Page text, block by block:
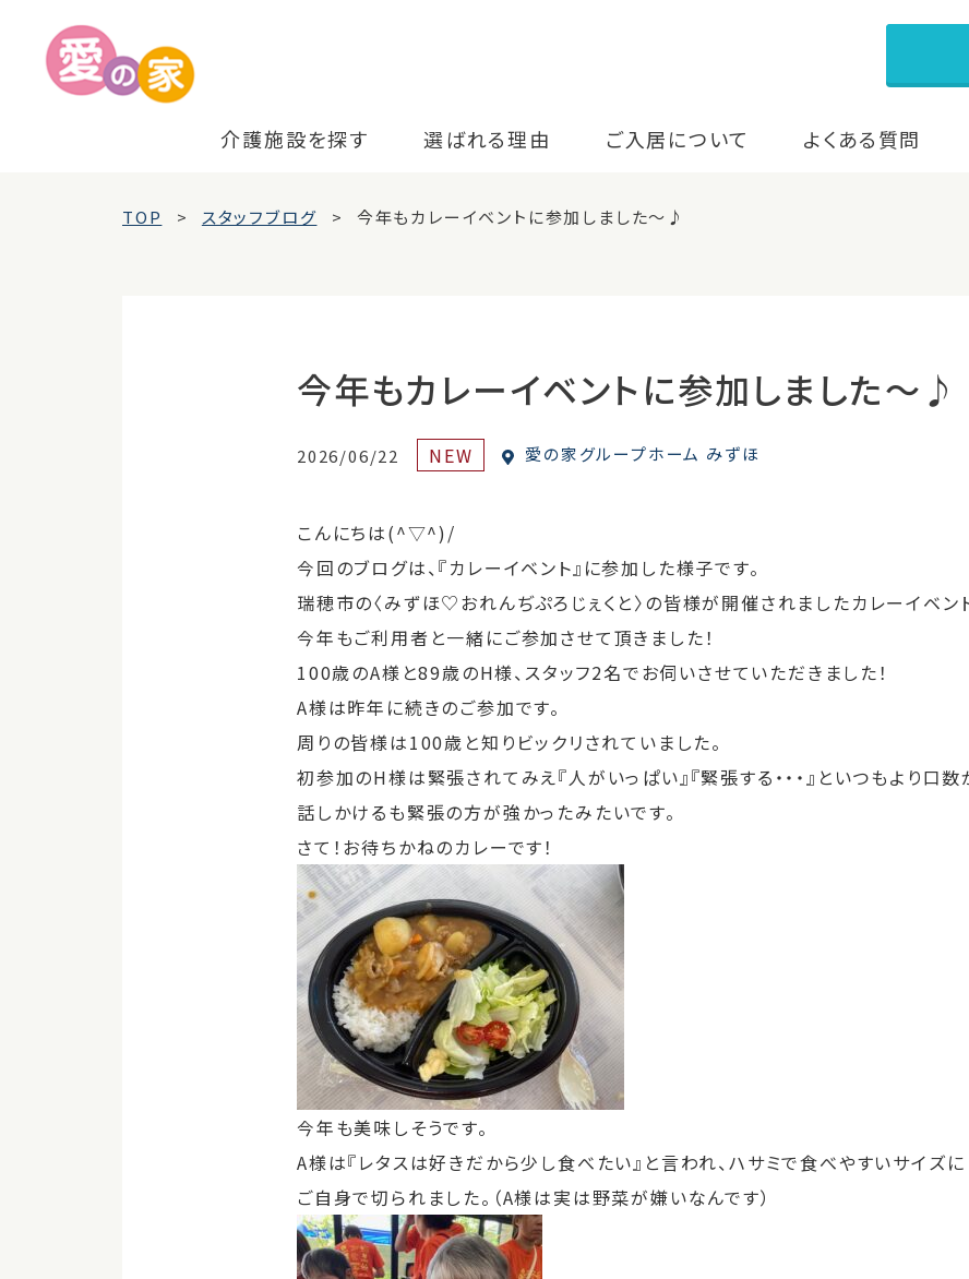
介護施設を探す 選ばれる理由 ご入居について よくある質問
TOP スタッフブログ 今年もカレーイベントに参加しました～♪
今年もカレーイベントに参加しました～♪
2026/06/22 NEW 愛の家グループホーム みずほ
こんにちは(^▽^)/
今回のブログは、『カレーイベント』に参加した様子です。
瑞穂市の〈みずほ♡おれんぢぷろじぇくと〉の皆様が開催されましたカレーイベント
今年もご利用者と一緒にご参加させて頂きました！
100歳のA様と89歳のH様、スタッフ2名でお伺いさせていただきました！
A様は昨年に続きのご参加です。
周りの皆様は100歳と知りビックリされていました。
初参加のH様は緊張されてみえ『人がいっぱい』『緊張する・・・』といつもより口数
話しかけるも緊張の方が強かったみたいです。
さて！お待ちかねのカレーです！
今年も美味しそうです。
A様は『レタスは好きだから少し食べたい』と言われ、ハサミで食べやすいサイズに
ご自身で切られました。（A様は実は野菜が嫌いなんです）